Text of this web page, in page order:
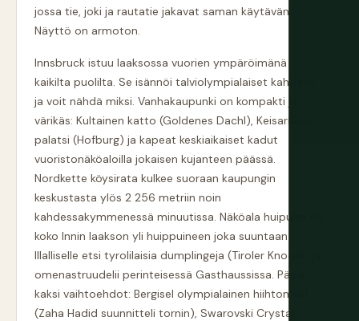
jossa tie, joki ja rautatie jakavat saman käytävän.
Näyttö on armoton.
Innsbruck istuu laaksossa vuorien ympäröimänä
kaikilta puolilta. Se isännöi talviolympialaiset kahdesti
ja voit nähdä miksi. Vanhakaupunki on kompakti ja
värikäs: Kultainen katto (Goldenes Dachl), Keisarillinen
palatsi (Hofburg) ja kapeat keskiaikaiset kadut
vuoristonäköaloilla jokaisen kujanteen päässä.
Nordkette köysirata kulkee suoraan kaupungin
keskustasta ylös 2 256 metriin noin
kahdessakymmenessä minuutissa. Näköala huipulta on
koko Innin laakson yli huippuineen joka suuntaan.
Illalliselle etsi tyrolilaisia dumplingeja (Tiroler Knodel) ja
omenastruudelii perinteisessä Gasthaussissa. Päivä
kaksi vaihtoehdot: Bergisel olympialainen hiihtomäki
(Zaha Hadid suunnitteli tornin), Swarovski Crystal